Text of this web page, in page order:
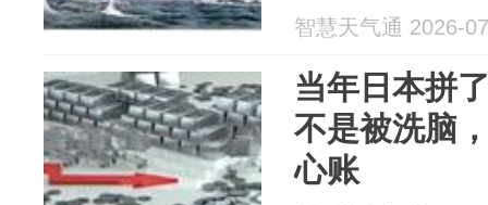
智慧天气通 2026-
当年日本拼
不是被洗脑
心账